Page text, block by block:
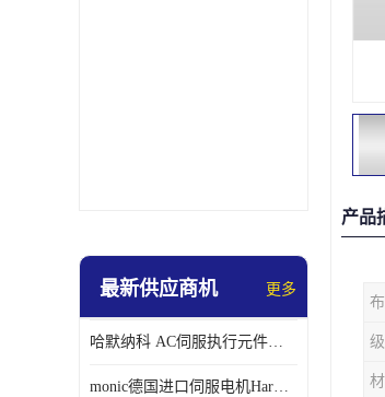
最新供应商机 更多
哈默纳科 AC伺服执行元件扁平型SHA系列 议价
monic德国进口伺服电机Har中国总代理单价
产品